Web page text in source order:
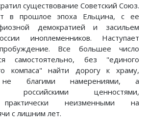
существование Советский Союз.
в прошлое эпоха Ельцина, с ее
демократией и засильем
иноплеменников. Наступает
Все большее число
самостоятельно, без "единого
компаса" найти дорогу к храму,
благими намерениями, а
российскими ценностями,
неизменными на
с лишним лет.